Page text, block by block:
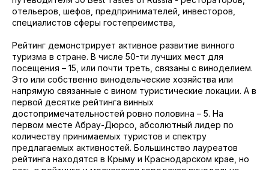
отельеров, шефов, предпринимателей, инвесторов,
специалистов сферы гостепреимства,
Рейтинг демонстрирует активное развитие винного
туризма в стране. В числе 50-ти лучших мест для
посещения – 15, или почти треть, связаны с виноделием.
Это или собственно винодельческие хозяйства или
напрямую связанные с вином туристические локации. А в
первой десятке рейтинга винных
достопримечательностей ровно половина – 5. На
первом месте Абрау-Дюрсо, абсолютный лидер по
количеству принимаемых туристов и спектру
предлагаемых активностей. Большинство лауреатов
рейтинга находятся в Крыму и Краснодарском крае, но